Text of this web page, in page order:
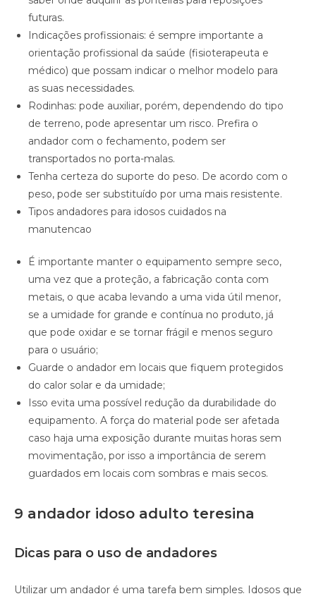
futuras.
Indicações profissionais: é sempre importante a
orientação profissional da saúde (fisioterapeuta e
médico) que possam indicar o melhor modelo para
as suas necessidades.
Rodinhas: pode auxiliar, porém, dependendo do tipo
de terreno, pode apresentar um risco. Prefira o
andador com o fechamento, podem ser
transportados no porta-malas.
Tenha certeza do suporte do peso. De acordo com o
peso, pode ser substituído por uma mais resistente.
Tipos andadores para idosos cuidados na
manutencao
É importante manter o equipamento sempre seco,
uma vez que a proteção, a fabricação conta com
metais, o que acaba levando a uma vida útil menor,
se a umidade for grande e contínua no produto, já
que pode oxidar e se tornar frágil e menos seguro
para o usuário;
Guarde o andador em locais que fiquem protegidos
do calor solar e da umidade;
Isso evita uma possível redução da durabilidade do
equipamento. A força do material pode ser afetada
caso haja uma exposição durante muitas horas sem
movimentação, por isso a importância de serem
guardados em locais com sombras e mais secos.
9 andador idoso adulto teresina
Dicas para o uso de andadores
Utilizar um andador é uma tarefa bem simples. Idosos que